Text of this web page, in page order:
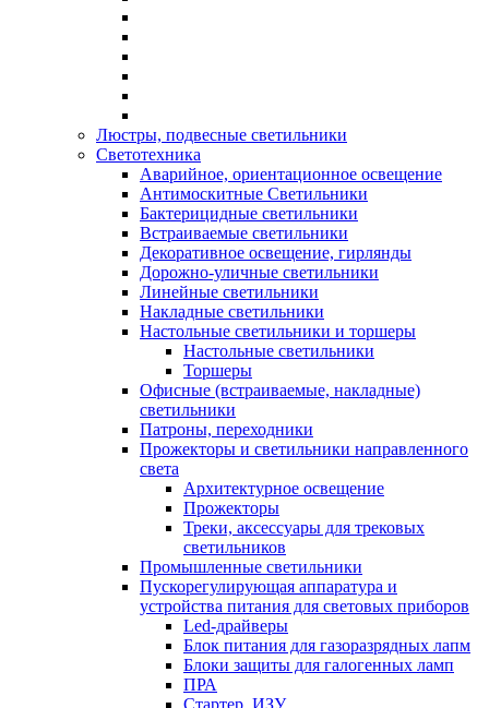
Люстры, подвесные светильники
Светотехника
Аварийное, ориентационное освещение
Антимоскитные Светильники
Бактерицидные светильники
Встраиваемые светильники
Декоративное освещение, гирлянды
Дорожно-уличные светильники
Линейные светильники
Накладные светильники
Настольные светильники и торшеры
Настольные светильники
Торшеры
Офисные (встраиваемые, накладные)
светильники
Патроны, переходники
Прожекторы и светильники направленного
света
Архитектурное освещение
Прожекторы
Треки, аксессуары для трековых
светильников
Промышленные светильники
Пускорегулирующая аппаратура и
устройства питания для световых приборов
Led-драйверы
Блок питания для газоразрядных лапм
Блоки защиты для галогенных ламп
ПРА
Стартер, ИЗУ